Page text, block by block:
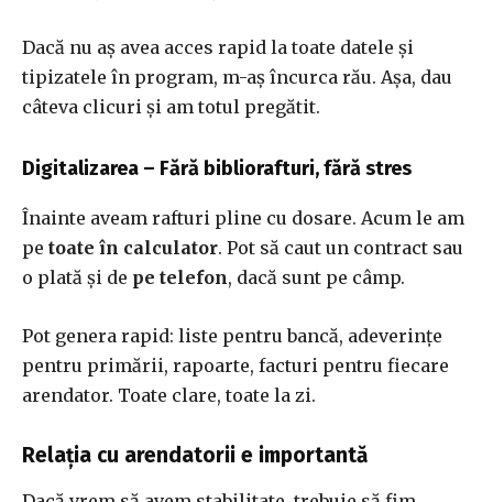
Dacă nu aș avea acces rapid la toate datele și
tipizatele în program, m-aș încurca rău. Așa, dau
câteva clicuri și am totul pregătit.
Digitalizarea – Fără bibliorafturi, fără stres
Înainte aveam rafturi pline cu dosare. Acum le am
pe toate în calculator. Pot să caut un contract sau
o plată și de pe telefon, dacă sunt pe câmp.
Pot genera rapid: liste pentru bancă, adeverințe
pentru primării, rapoarte, facturi pentru fiecare
arendator. Toate clare, toate la zi.
Relația cu arendatorii e importantă